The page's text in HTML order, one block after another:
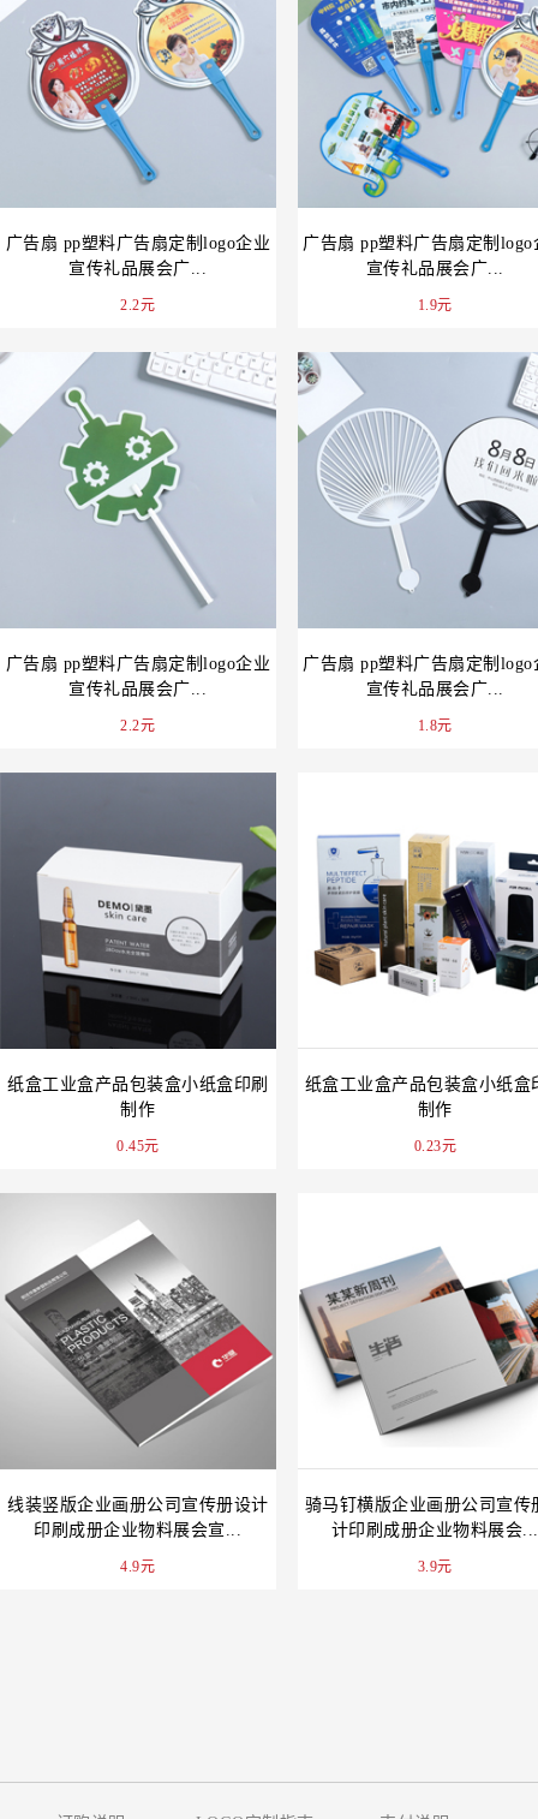
广告扇 pp塑料广告扇定制logo企业
宣传礼品展会广...
2.2元
广告扇 pp塑料广告扇定制logo
宣传礼品展会广...
1.9元
广告扇 pp塑料广告扇定制logo企业
宣传礼品展会广...
2.2元
广告扇 pp塑料广告扇定制logo
宣传礼品展会广...
1.8元
纸盒工业盒产品包装盒小纸盒印刷
制作
0.45元
纸盒工业盒产品包装盒小纸盒
制作
0.23元
线装竖版企业画册公司宣传册设计
印刷成册企业物料展会宣...
4.9元
骑马钉横版企业画册公司宣传
计印刷成册企业物料展会...
3.9元